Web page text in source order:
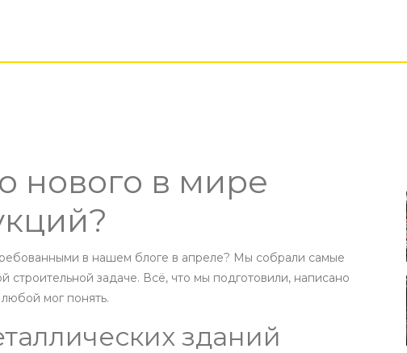
нового в мире
в нашем блоге в апреле? Мы собрали самые
строительной задаче. Всё, что мы подготовили, написано
мог понять.
зданий